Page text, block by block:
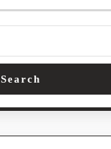
Search